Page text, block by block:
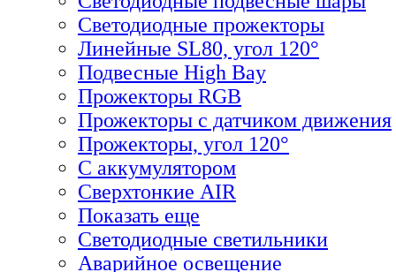
Светодиодные прожекторы
Линейные SL80, угол 120°
Подвесные High Bay
Прожекторы RGB
Прожекторы с датчиком движения
Прожекторы, угол 120°
С аккумулятором
Сверхтонкие AIR
Показать еще
Светодиодные светильники
Аварийное освещение